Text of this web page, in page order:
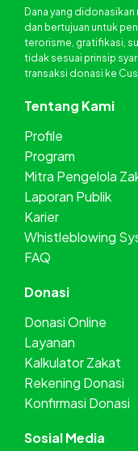
Dana yang
dan bertujuan untuk
terorisme, gratifikasi,
tidak sesuai prinsip
transaksi donasi ke
Tentang Kami
Profile
Program
Mitra Pengelola
Laporan Publik
Karier
Whistleblowing
FAQ
Donasi
Donasi Online
Layanan
Kalkulator Zakat
Rekening Donasi
Konfirmasi Donasi
Sosial Media